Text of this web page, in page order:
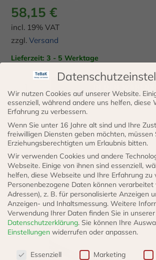
58,15€
incl. 19% VAT
zzgl.Versand
Lieferzeit: 3 - 5 Werktage
Rillenkugellager-
Set
SLF
Zündapp
K
Menge
Artikelnummer:024 Kategorien: Alle
Zündapp,Sortiment
Weitere Produkte
Wir nutzen Cookies auf unserer Website.
essenziell, während andere uns helfen, diese
Erfahrung zu verbessern.
Wenn Sie unter 16 Jahre alt sind und Ihre
freiwilligen Diensten geben möchten, müssen
Erziehungsberechtigten um Erlaubnis bitten.
Wir verwenden Cookies und andere
Webseite. Einige von ihnen sind essenziell,
helfen, diese Webseite und Ihre Erfahrung zu
Personenbezogene Daten können verarbeitet
Adressen), z. B. für personalisierte Anzeigen
Anzeigen- und Inhaltsmessung. Weitere
Verwendung Ihrer Daten finden Sie in unserer
Datenschutzerklärung. Sie können Ihre
Einstellungen widerrufen oder anpassen.
Essenziell Marketing